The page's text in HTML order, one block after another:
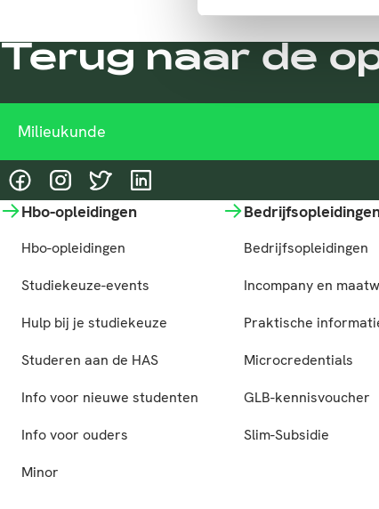
Terug naar de
Milieukunde
@HASgreenacademy
@HASgreenacademy
@greenacademyHAS
@HASgreenacademy
Hbo-opleidingen
Hbo-opleidingen
Studiekeuze-events
Hulp bij je studiekeuze
Studeren aan de HAS
Info voor nieuwe studenten
Info voor ouders
Minor
Bedrijfsopleidingen
Incompany en
Praktische
Microcredentials
GLB-kennisvoucher
Slim-Subsidie